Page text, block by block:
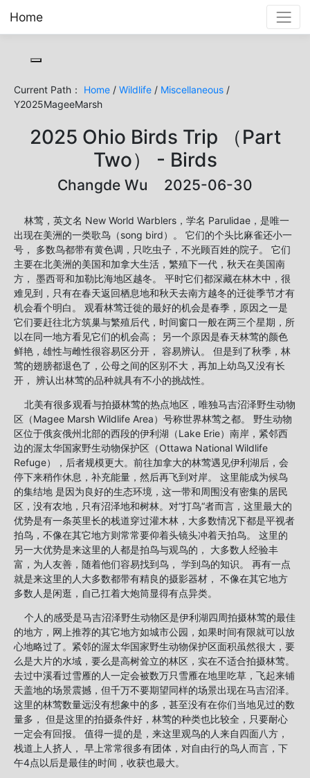
Home
Current Path： Home / Wildlife / Miscellaneous /
Y2025MageeMarsh
2025 Ohio Birds Trip （Part
Two） - Birds
Changde Wu 2025-06-30
林莺，英文名 New World Warblers，学名 Parulidae，是唯一
出现在美洲的一类歌鸟（song bird）。 它们的个头比麻雀还小一
号， 多数鸟都带有黄色调，只吃虫子，不光顾百姓的院子。 它们
主要在北美洲的美国和加拿大生活，繁殖下一代，秋天在美国南
方， 墨西哥和加勒比海地区越冬。 平时它们都深藏在林木中，很
难见到，只有在春天返回栖息地和秋天去南方越冬的迁徙季节才有
机会看个明白。 观看林莺迁徙的最好的机会是春季，原因之一是
它们要赶往北方筑巢与繁殖后代，时间窗口一般在两三个星期，所
以在同一地方看见它们的机会高； 另一个原因是春天林莺的颜色
鲜艳，雄性与雌性很容易区分开， 容易辨认。 但是到了秋季，林
莺的翅膀都退色了，公母之间的区别不大，再加上幼鸟又没有长
开， 辨认出林莺的品种就具有不小的挑战性。
北美有很多观看与拍摄林莺的热点地区，唯独马吉沼泽野生动物
区（Magee Marsh Wildlife Area）号称世界林莺之都。 野生动物
区位于俄亥俄州北部的西段的伊利湖（Lake Erie）南岸，紧邻西
边的渥太华国家野生动物保护区（Ottawa National Wildlife
Refuge），后者规模更大。前往加拿大的林莺遇见伊利湖后，会
停下来稍作休息，补充能量，然后再飞到对岸。 这里能成为候鸟
的集结地 是因为良好的生态环境，这一带和周围没有密集的居民
区，没有农地，只有沼泽地和树林。对“打鸟“者而言，这里最大的
优势是有一条英里长的栈道穿过灌木林，大多数情况下都是平视者
拍鸟，不像在其它地方则常常要仰着头镜头冲着天拍鸟。 这里的
另一大优势是来这里的人都是拍鸟与观鸟的， 大多数人经验丰
富，为人友善，随着他们容易找到鸟， 学到鸟的知识。 再有一点
就是来这里的人大多数都带有精良的摄影器材， 不像在其它地方
多数人是闲逛，自己扛着大炮筒显得有点异类。
个人的感受是马吉沼泽野生动物区是伊利湖四周拍摄林莺的最佳
的地方，网上推荐的其它地方如城市公园，如果时间有限就可以放
心地略过了。紧邻的渥太华国家野生动物保护区面积虽然很大，要
么是大片的水域，要么是高树耸立的林区，实在不适合拍摄林莺。
去过中溪看过雪雁的人一定会被数万只雪雁在地里吃草，飞起来铺
天盖地的场景震撼，但千万不要期望同样的场景出现在马吉沼泽。
这里的林莺数量远没有想象中的多，甚至没有在你们当地见过的数
量多， 但是这里的拍摄条件好，林莺的种类也比较全，只要耐心
一定会有回报。 值得一提的是，来这里观鸟的人来自四面八方，
栈道上人挤人， 早上常常很多有团体，对自由行的鸟人而言，下
午4点以后是最佳的时间，收获也最大。